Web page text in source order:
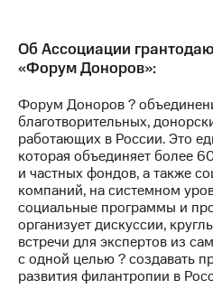
Об Ассоциации
«Форум Доноров»:
Форум Доноров ?
благотворительных,
работающих в России. Это
которая объединяет более
и частных фондов, а также
компаний, на системном
социальные программы и
организует дискуссии,
встречи для экспертов из
с одной целью ? создавать
развития филантропии в